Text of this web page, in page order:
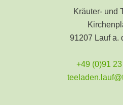
Kräuter- und
91207 Lauf a.
+49 (0)91